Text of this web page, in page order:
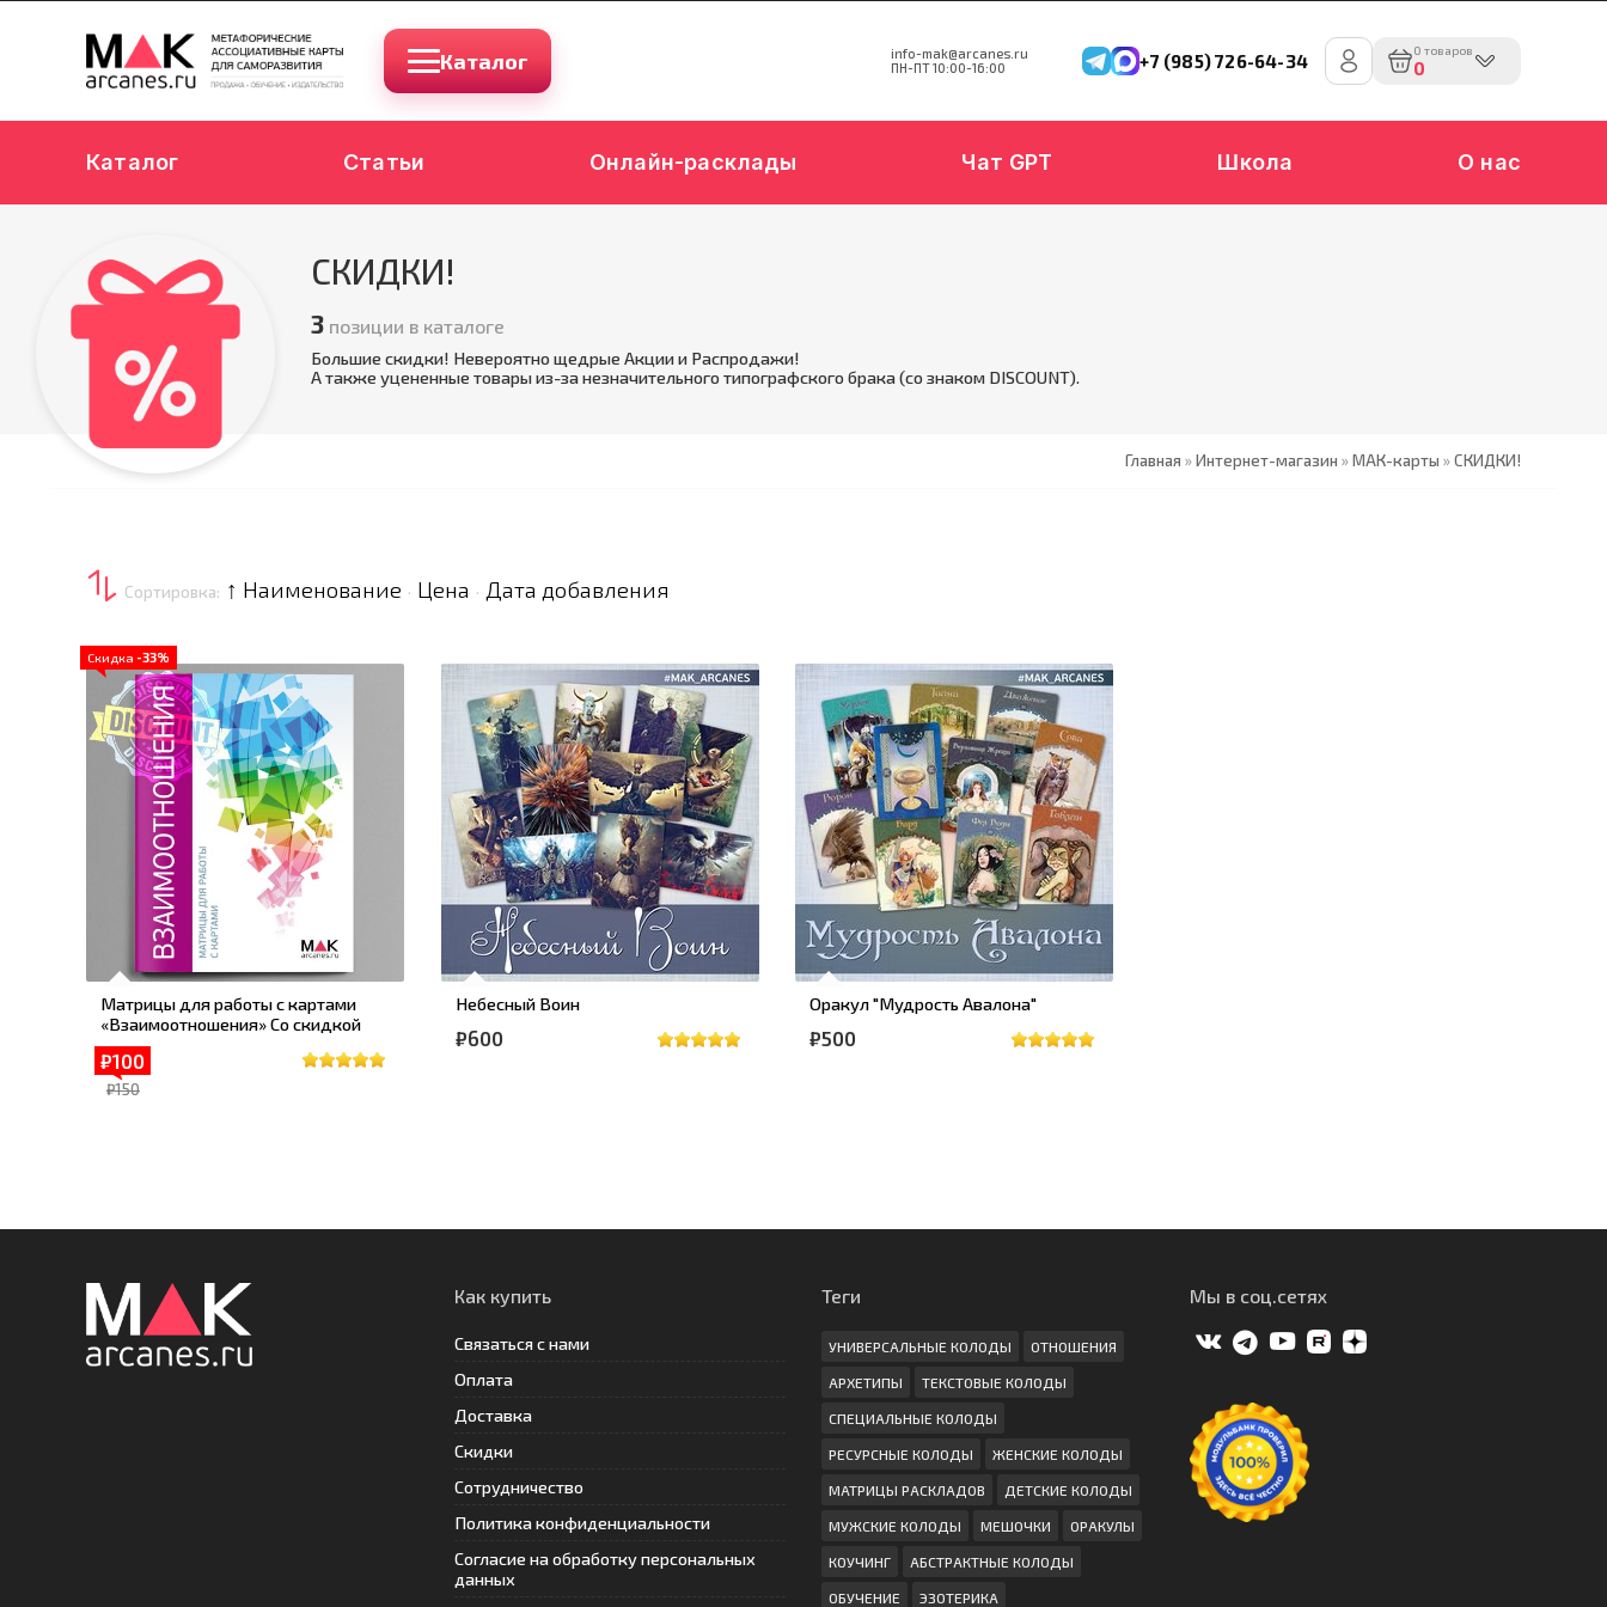
Каталог
info-mak@arcanes.ru
ПН-ПТ 10:00-16:00
+7 (985) 726-64-34 0 товаров
0
Каталог Статьи Онлайн-расклады Чат GPT Школа О нас
СКИДКИ!
3 позиции в каталоге
Большие скидки! Невероятно щедрые Акции и Распродажи!
А также уцененные товары из-за незначительного типографского брака (со знаком DISCOUNT).
Главная »Интернет-магазин »МАК-карты »СКИДКИ!
Сортировка: ↑ Наименование · Цена · Дата добавления
Скидка -33%
Матрицы для работы с картами
«Взаимоотношения» Со скидкой
₽100
₽150
Небесный Воин
₽600
Оракул "Мудрость Авалона"
₽500
Как купить
Связаться с нами
Оплата
Доставка
Скидки
Сотрудничество
Политика конфиденциальности
Согласие на обработку персональных
данных
Теги
УНИВЕРСАЛЬНЫЕ КОЛОДЫ ОТНОШЕНИЯ
АРХЕТИПЫ ТЕКСТОВЫЕ КОЛОДЫ
СПЕЦИАЛЬНЫЕ КОЛОДЫ
РЕСУРСНЫЕ КОЛОДЫ ЖЕНСКИЕ КОЛОДЫ
МАТРИЦЫ РАСКЛАДОВ ДЕТСКИЕ КОЛОДЫ
МУЖСКИЕ КОЛОДЫ МЕШОЧКИ ОРАКУЛЫ
КОУЧИНГ АБСТРАКТНЫЕ КОЛОДЫ
ОБУЧЕНИЕ ЭЗОТЕРИКА
Мы в соц.сетях